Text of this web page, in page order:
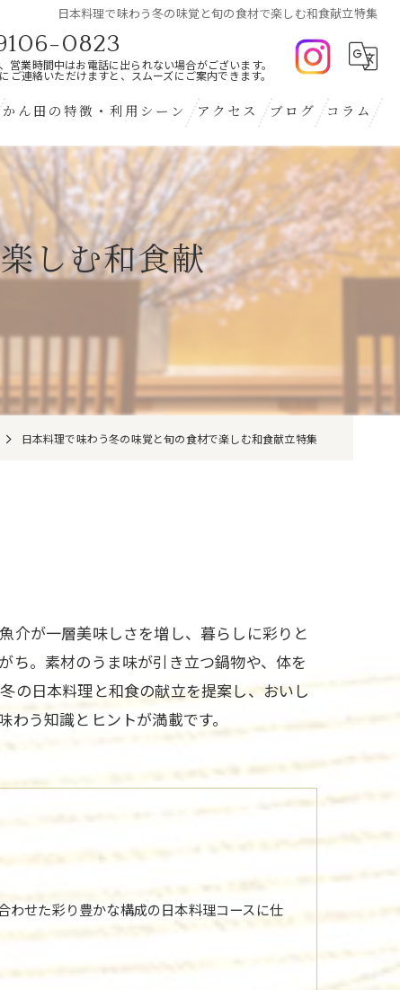
日本料理で味わう冬の味覚と旬の食材で楽しむ和食献立特集
0823
営業時間中はお電話に出られない場合がございます。
ご連絡いただけますと、スムーズにご案内できます。
かん田の特徴・利用シーン
コース
海鮮
接待
デート
アクセス ブログ コラム
しむ和食献
日本料理で味わう冬の味覚と旬の食材で楽しむ和食献立特集
介が一層美味しさを増し、暮らしに彩りと
ち。素材のうま味が引き立つ鍋物や、体を
の日本料理と和食の献立を提案し、おいし
う知識とヒントが満載です。
わせた彩り豊かな構成の日本料理コースに仕